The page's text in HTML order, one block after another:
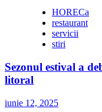
și
estimează
dublarea
cererii
soluții
HORECa
restaurant
servicii
stiri
Sezonul estival a
litoral
iunie 12, 2025